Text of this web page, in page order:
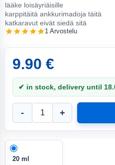
lääke loisäyriäisille
karppitäitä ankkurimadoja täitä
katkaravut eivät siedä sitä
1 Arvostelu
9.90 €
✔ in stock, delivery until
- +
20 ml